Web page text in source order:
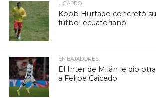
LIGAPRO
Koob Hurtado concretó
fútbol ecuatoriano
EMBAJADORES
El Inter de Milán le dio
a Felipe Caicedo